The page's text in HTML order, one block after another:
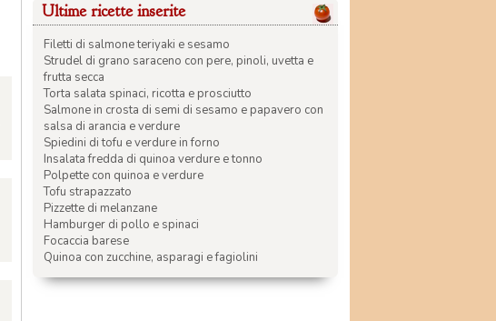
Ultime ricette inserite
Filetti di salmone teriyaki e sesamo
Strudel di grano saraceno con pere, pinoli, uvetta e
frutta secca
Torta salata spinaci, ricotta e prosciutto
Salmone in crosta di semi di sesamo e papavero con
salsa di arancia e verdure
Spiedini di tofu e verdure in forno
Insalata fredda di quinoa verdure e tonno
Polpette con quinoa e verdure
Tofu strapazzato
Pizzette di melanzane
Hamburger di pollo e spinaci
Focaccia barese
Quinoa con zucchine, asparagi e fagiolini